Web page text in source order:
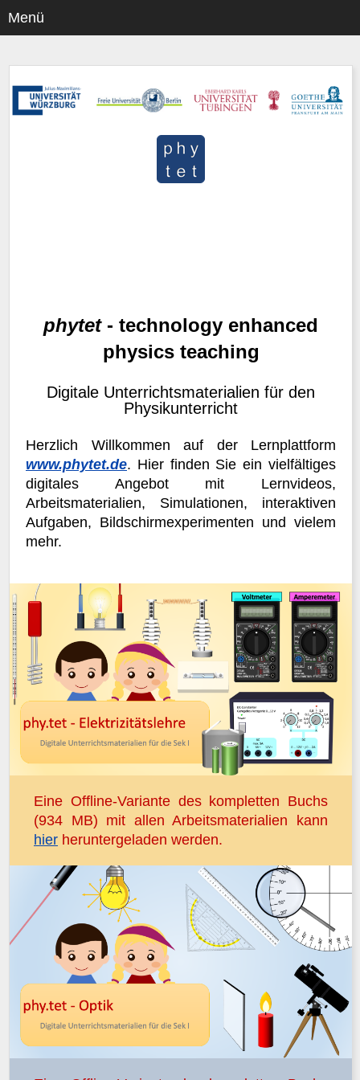
Menü
phytet- technology enhanced
physics teaching
Digitale Unterrichtsmaterialien für den
Physikunterricht
Herzlich Willkommen auf der Lernplattform
www.phytet.de. Hier finden Sie ein vielfältiges
digitales Angebot mit Lernvideos,
Arbeitsmaterialien, Simulationen, interaktiven
Aufgaben, Bildschirmexperimenten und vielem
mehr.
Eine Offline-Variante des kompletten Buchs
(934 MB) mit allen Arbeitsmaterialien kann
hier heruntergeladen werden.